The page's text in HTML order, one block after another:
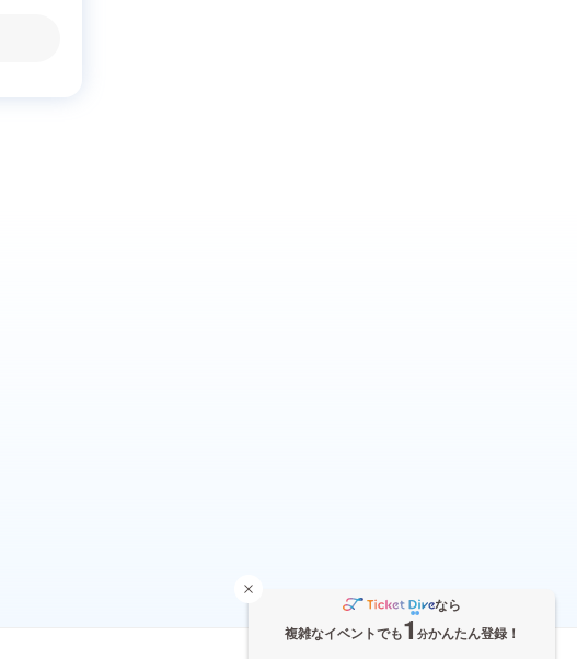
なら
複雑なイベントでも1 分かんたん登録！